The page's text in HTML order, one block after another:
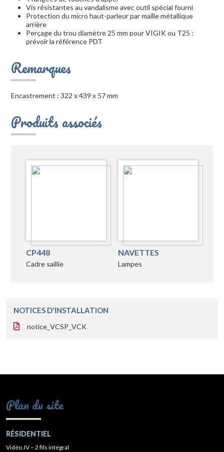
Vis résistantes au vandalisme avec outil spécial fourni
Protection du micro haut-parleur par maille métallique
arrière
Perçage du trou diamètre 25 mm pour VIGIK ou T25 :
prévoir la référence PDT
Remarques
Encastrement : 322 x 439 x 57 mm
Produits associés
CP448
Cadre saillie
NAVETTES
Lampes
NOTICES D'INSTALLATION
notice_VCSP_VCK
Plan du site
RÉSIDENTIEL
Vidéo JV – 2 fils intégral